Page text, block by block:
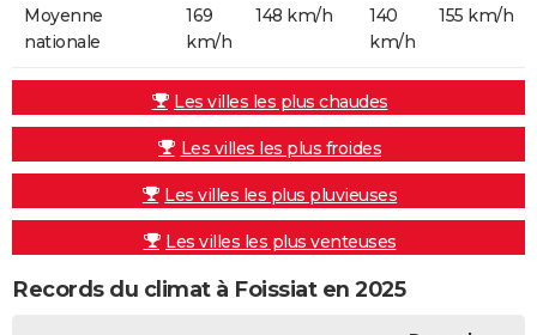
Moyenne
nationale
169
km/h
148 km/h
140
km/h
155 km/h
Les villes les plus chaudes
Les villes les plus froides
Les villes les plus pluvieuses
Les villes les plus venteuses
Records du climat à Foissiat en 2025